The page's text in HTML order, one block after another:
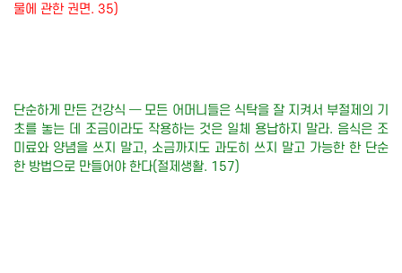
물에 관한 권면. 35)
단순하게 만든 건강식 ─ 모든 어머니들은 식탁을 잘 지켜서 부절제의 기
초를 놓는 데 조금이라도 작용하는 것은 일체 용납하지 말라. 음식은 조
미료와 양념을 쓰지 말고, 소금까지도 과도히 쓰지 말고 가능한 한 단순
한 방법으로 만들어야 한다(절제생활. 157)